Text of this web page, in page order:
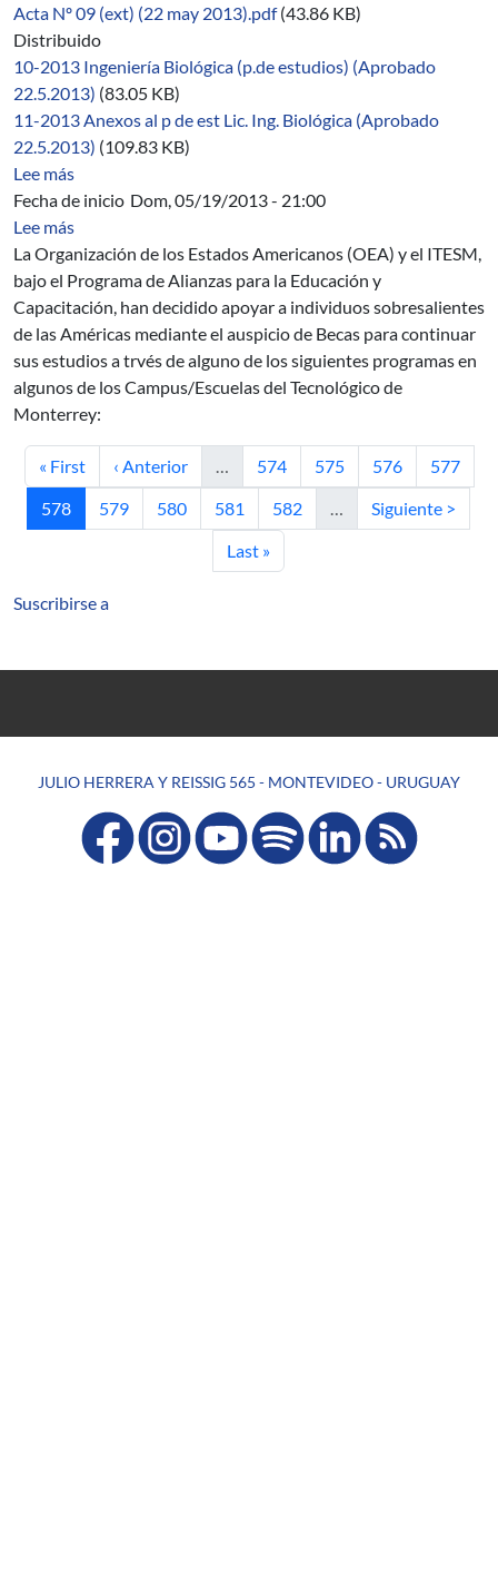
Acta Nº 09 (ext) (22 may 2013).pdf (43.86 KB)
Distribuido
10-2013 Ingeniería Biológica (p.de estudios) (Aprobado
22.5.2013) (83.05 KB)
11-2013 Anexos al p de est Lic. Ing. Biológica (Aprobado
22.5.2013) (109.83 KB)
Lee mássobre 09/2012-2014
Fecha de inicio Dom, 05/19/2013 - 21:00
Lee mássobre Beca: Instituto Tecnológico y de Estudios
La Organización de los Estados Americanos (OEA) y el ITESM,
bajo el Programa de Alianzas para la Educación y
Capacitación, han decidido apoyar a individuos sobresalientes
de las Américas mediante el auspicio de Becas para continuar
sus estudios a trvés de alguno de los siguientes programas en
algunos de los Campus/Escuelas del Tecnológico de
Monterrey:
Primera página
« First Página anterior
‹ Anterior … Página
574 Página
575 Página
576 Página
577
Página actual
578 Página
579 Página
580 Página
581 Página
582 … Siguiente página
Siguiente >
Última página
Last »
Suscribirse a
JULIO HERRERA Y REISSIG 565 - MONTEVIDEO - URUGUAY